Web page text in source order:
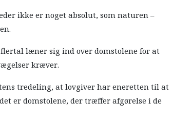
ikke er noget absolut, som naturen –
læner sig ind over domstolene for at
kræver.
tredeling, at lovgiver har eneretten til at
er domstolene, der træffer afgørelse i de